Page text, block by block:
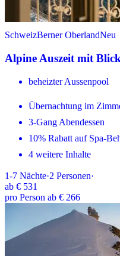
SchweizBerner OberlandNeu
Alpine Auszeit mit
beheizter Aussenpool
Übernachtung im
3-Gang Abendessen
10% Rabatt auf Spa-
4 weitere Inhalte
1-7 Nächte·2 Personen·
ab € 531
pro Person ab € 266